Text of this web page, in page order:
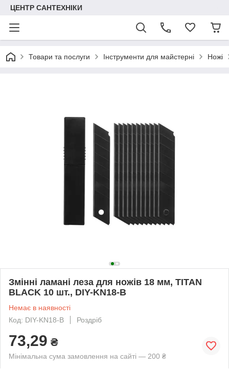
ЦЕНТР САНТЕХНІКИ
Товари та послуги Інструменти для майстерні Ножі
Змінні ламані леза для ножів 18 мм, TITAN
BLACK 10 шт., DIY-KN18-B
Немає в наявності
Код: DIY-KN18-B
Роздріб
73,29 ₴
Мінімальна сума замовлення на сайті — 200 ₴